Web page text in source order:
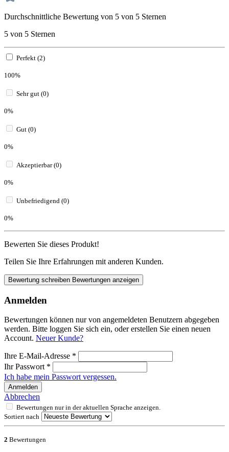
Durchschnittliche Bewertung von 5 von 5 Sternen
5 von 5 Sternen
Perfekt (2)
100%
Sehr gut (0)
0%
Gut (0)
0%
Akzeptierbar (0)
0%
Unbefriedigend (0)
0%
Bewerten Sie dieses Produkt!
Teilen Sie Ihre Erfahrungen mit anderen Kunden.
Bewertung schreiben Bewertungen anzeigen
Anmelden
Bewertungen können nur von angemeldeten Benutzern abgegeben
werden. Bitte loggen Sie sich ein, oder erstellen Sie einen neuen
Account. Neuer Kunde?
Ihre E-Mail-Adresse *
Ihr Passwort *
Ich habe mein Passwort vergessen.
Anmelden
Abbrechen
Bewertungen nur in der aktuellen Sprache anzeigen.
Sortiert nach
2 Bewertungen